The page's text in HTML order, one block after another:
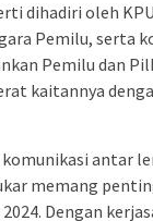
dihadiri oleh
Pemilu, serta
Pemilu dan
kaitannya
antar
memang
Dengan